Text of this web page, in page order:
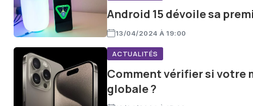
Android 15 dévoile sa
13/04/2024 À 19:00
ACTUALITÉS
Comment vérifier si votre
globale ?